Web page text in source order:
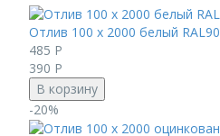
Отлив 100 х 2000 белый
485 Р
390 Р
В корзину
-20%